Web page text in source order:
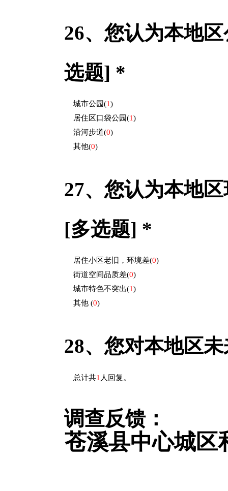
26、 您认为本地
选题] *
城市公园(1)
居住区口袋公园(1)
沿河步道(0)
其他(0)
27、 您认为本地
[多选题] *
居住小区老旧，环境差(0)
街道空间品质差(0)
城市特色不突出(1)
其他 (0)
28、 您对本地区
总计共1 人回复。
调查反馈：
苍溪县中心城区